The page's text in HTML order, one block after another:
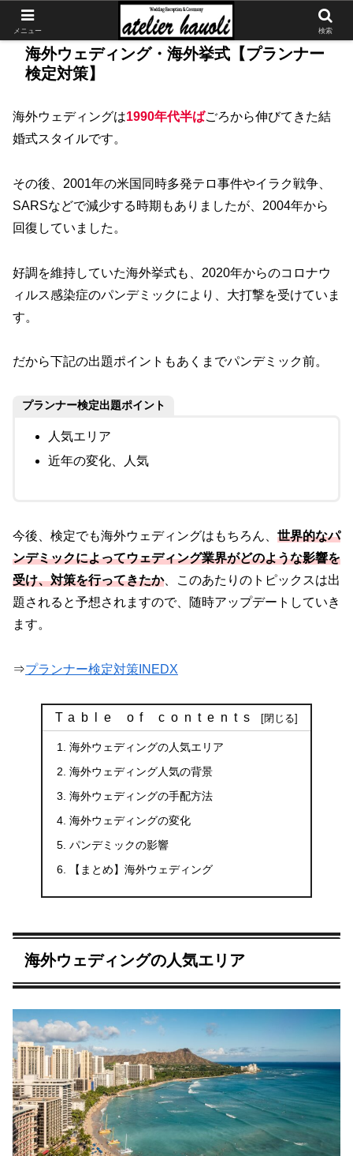
海外ウェディング・海外挙式【プランナー
検定対策】
海外ウェディングは1990年代半ばごろから伸びてきた結
婚式スタイルです。
その後、2001年の米国同時多発テロ事件やイラク戦争、
SARSなどで減少する時期もありましたが、2004年から
回復していました。
好調を維持していた海外挙式も、2020年からのコロナウ
ィルス感染症のパンデミックにより、大打撃を受けていま
す。
だから下記の出題ポイントもあくまでパンデミック前。
プランナー検定出題ポイント
人気エリア
近年の変化、人気
今後、検定でも海外ウェディングはもちろん、 世界的なパ
ンデミックによってウェディング業界がどのような影響を
受け、対策を行ってきたか、このあたりのトピックスは出
題されると予想されますので、随時アップデートしていき
ます。
⇒プランナー検定対策INEDX
Table of contents
海外ウェディングの人気エリア
海外ウェディング人気の背景
海外ウェディングの手配方法
海外ウェディングの変化
パンデミックの影響
【まとめ】海外ウェディング
海外ウェディングの人気エリア
メニュー 検索